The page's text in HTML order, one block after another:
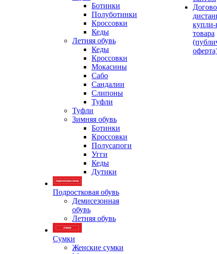
Ботинки
Полуботинки
Кроссовки
Кеды
Летняя обувь
Кеды
Кроссовки
Мокасины
Сабо
Сандалии
Слипоны
Туфли
Туфли
Зимняя обувь
Ботинки
Кроссовки
Полусапоги
Угги
Кеды
Дутики
Подростковая обувь
Демисезонная
обувь
Летняя обувь
Сумки
Женские сумки
товара